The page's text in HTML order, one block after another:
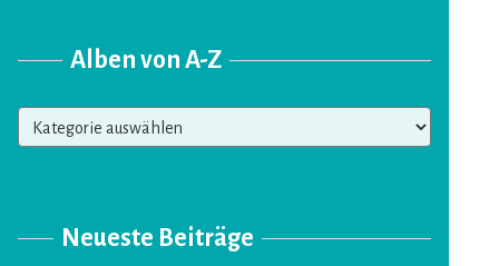
Alben von A-Z
Alben
von
Neueste Beiträge